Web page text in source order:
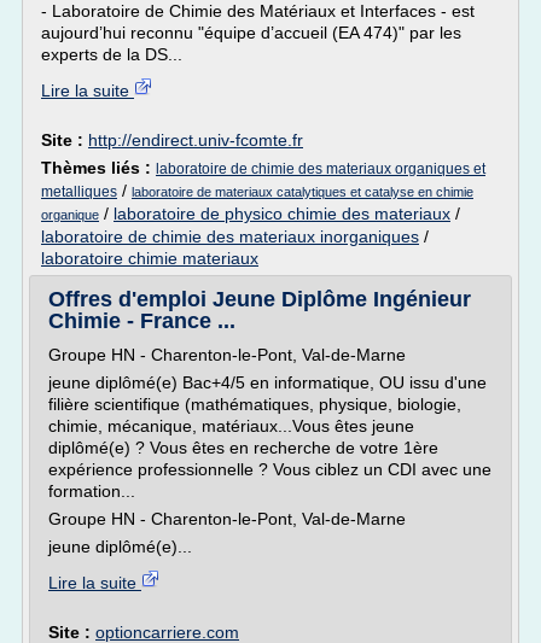
- Laboratoire de Chimie des Matériaux et Interfaces - est
aujourd’hui reconnu "équipe d’accueil (EA 474)" par les
experts de la DS...
Lire la suite
Site : http://endirect.univ-fcomte.fr
Thèmes liés : laboratoire de chimie des materiaux organiques et
metalliques / laboratoire de materiaux catalytiques et catalyse en chimie
organique / laboratoire de physico chimie des materiaux /
laboratoire de chimie des materiaux inorganiques /
laboratoire chimie materiaux
Offres d'emploi Jeune Diplôme Ingénieur
Chimie - France ...
Groupe HN - Charenton-le-Pont, Val-de-Marne
jeune diplômé(e) Bac+4/5 en informatique, OU issu d'une
filière scientifique (mathématiques, physique, biologie,
chimie, mécanique, matériaux...Vous êtes jeune
diplômé(e) ? Vous êtes en recherche de votre 1ère
expérience professionnelle ? Vous ciblez un CDI avec une
formation...
Groupe HN - Charenton-le-Pont, Val-de-Marne
jeune diplômé(e)...
Lire la suite
Site : optioncarriere.com